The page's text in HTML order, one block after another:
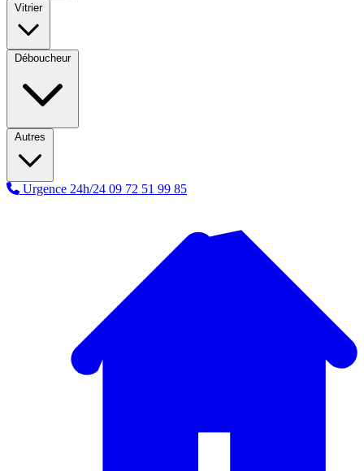
Vitrier
Déboucheur
Autres
Urgence 24h/24 09 72 51 99 85